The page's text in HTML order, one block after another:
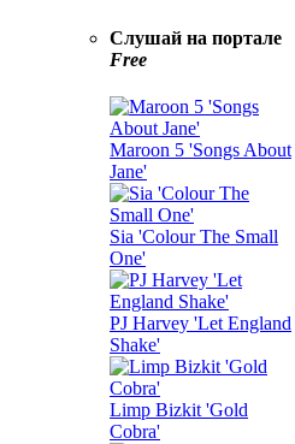
Слушай на портале
Free
Maroon 5 'Songs About
Jane'
Sia 'Colour The Small
One'
PJ Harvey 'Let England
Shake'
Limp Bizkit 'Gold
Cobra'